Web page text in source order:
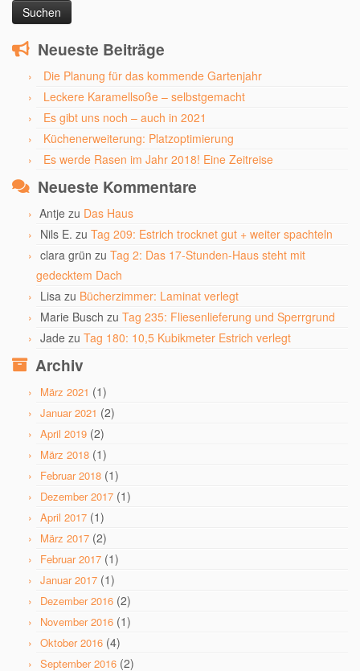
Neueste Beiträge
Die Planung für das kommende Gartenjahr
Leckere Karamellsoße – selbstgemacht
Es gibt uns noch – auch in 2021
Küchenerweiterung: Platzoptimierung
Es werde Rasen im Jahr 2018! Eine Zeitreise
Neueste Kommentare
Antje zu Das Haus
Nils E. zu Tag 209: Estrich trocknet gut + weiter spachteln
clara grün zu Tag 2: Das 17-Stunden-Haus steht mit
gedecktem Dach
Lisa zu Bücherzimmer: Laminat verlegt
Marie Busch zu Tag 235: Fliesenlieferung und Sperrgrund
Jade zu Tag 180: 10,5 Kubikmeter Estrich verlegt
Archiv
März 2021 (1)
Januar 2021 (2)
April 2019 (2)
März 2018 (1)
Februar 2018 (1)
Dezember 2017 (1)
April 2017 (1)
März 2017 (2)
Februar 2017 (1)
Januar 2017 (1)
Dezember 2016 (2)
November 2016 (1)
Oktober 2016 (4)
September 2016 (2)